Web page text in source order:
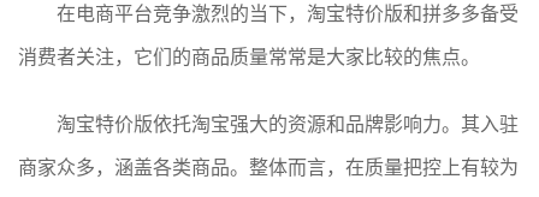
在电商平台竞争激烈的当下，淘宝特价版和拼多多备受
消费者关注，它们的商品质量常常是大家比较的焦点。
淘宝特价版依托淘宝强大的资源和品牌影响力。其入驻
商家众多，涵盖各类商品。整体而言，在质量把控上有较为